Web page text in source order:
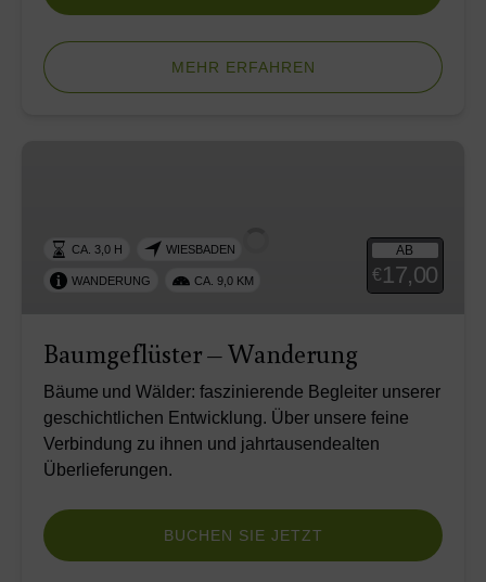
MEHR ERFAHREN
AB
€17,00
CA. 3,0 H WIESBADEN
WANDERUNG CA. 9,0 KM
Baumgeflüster – Wanderung
Bäume und Wälder: faszinierende Begleiter unserer
geschichtlichen Entwicklung. Über unsere feine
Verbindung zu ihnen und jahrtausendealten
Überlieferungen.
BUCHEN SIE JETZT